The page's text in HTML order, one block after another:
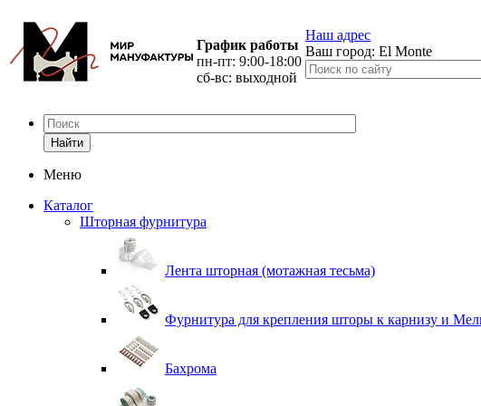
График работы
пн-пт: 9:00-18:00
сб-вс: выходной
Наш адрес
Ваш город: El Monte
Найти
Меню
Каталог
Шторная фурнитура
Лента шторная (мотажная тесьма)
Фурнитура для крепления шторы к карнизу и
Бахрома